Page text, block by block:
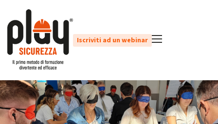
Iscriviti ad un webinar